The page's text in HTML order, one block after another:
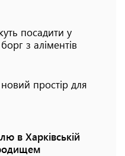
посадити у
з аліментів
простір для
в Харківській